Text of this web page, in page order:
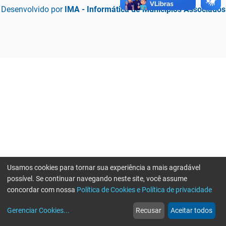
Desenvolvido por IMA - Informática de Municípios Associados
web
Notícias
more_horiz
Mais
Usamos cookies para tornar sua experiência a mais agradável
possível. Se continuar navegando neste site, você assume
concordar com nossa Política de Cookies e Política de privacidade
Gerenciar Cookies... Recusar Aceitar todos
Erro ao enviar informações, por favor tente novamente